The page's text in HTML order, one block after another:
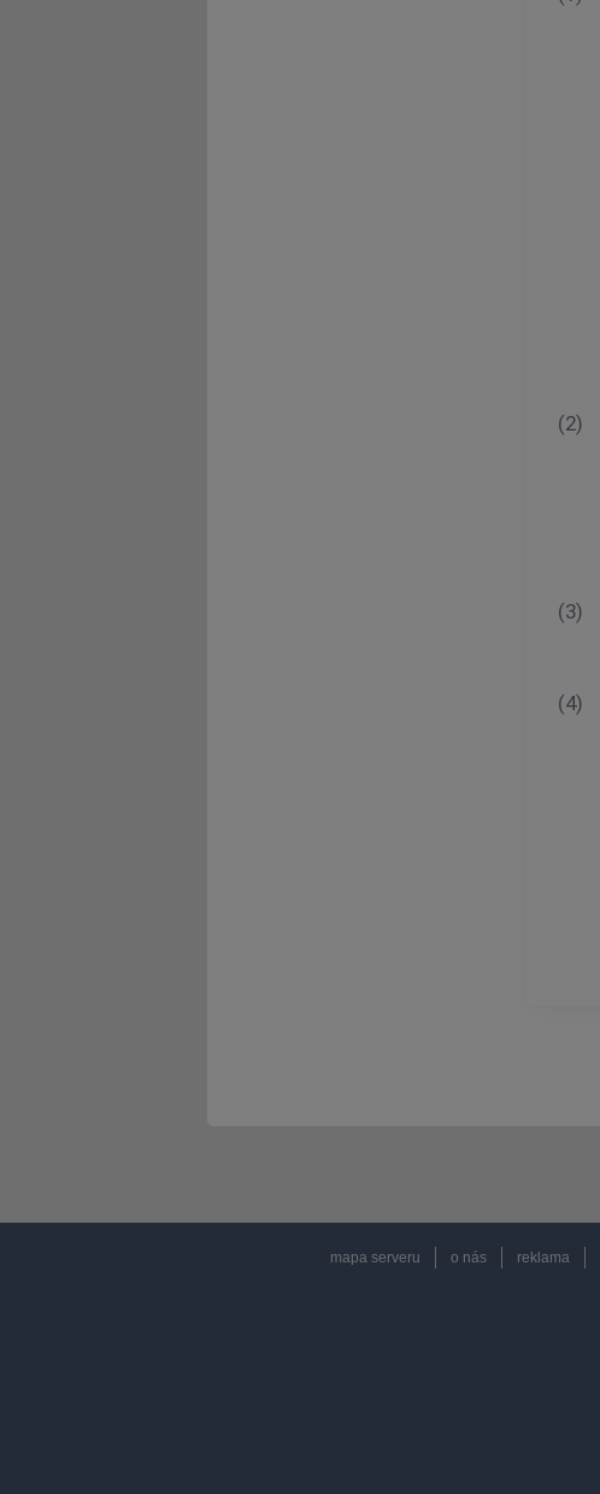
(2)
(3)
(4)
mapa serveru o nás reklama